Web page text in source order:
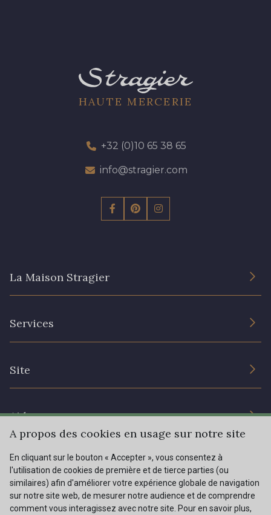
HAUTE MERCERIE
+32 (0)10 65 38 65
info@stragier.com
La Maison Stragier
Services
Site
Prix réduits
Magazine
Aide
Livraison : France, Belgique, International
Retours & réclamations
FAQ - Questions fréquentes
Menu
Tous nos tissus
FR
EN
A propos des cookies en usage sur notre site
En cliquant sur le bouton « Accepter », vous consentez à
l'utilisation de cookies de première et de tierce parties (ou
similaires) afin d'améliorer votre expérience globale de navigation
sur notre site web, de mesurer notre audience et de comprendre
comment vous interagissez avec notre site. Pour en savoir plus,